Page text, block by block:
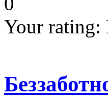
Your rating: